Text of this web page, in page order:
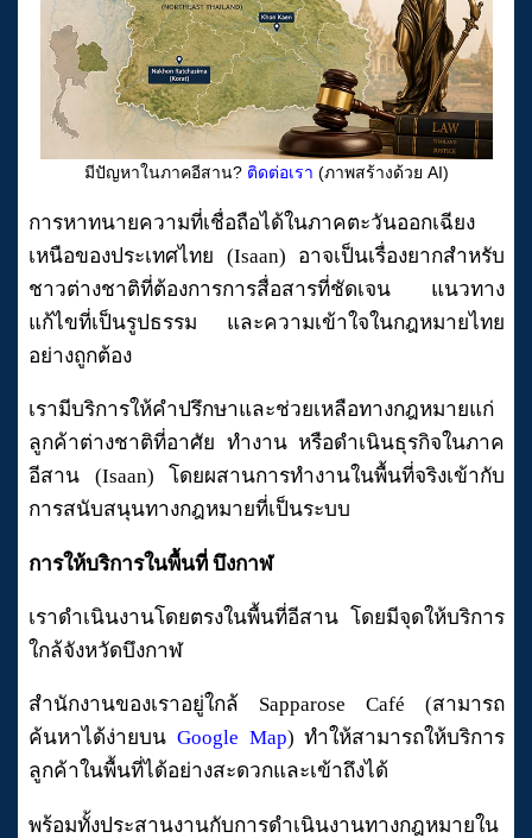
มีปัญหาในภาคอีสาน? ติดต่อเรา (ภาพสร้างด้วย AI)
การหาทนายความที่เชื่อถือได้ในภาคตะวันออกเฉียง
เหนือของประเทศไทย (Isaan) อาจเป็นเรื่องยากสำหรับ
ชาวต่างชาติที่ต้องการการสื่อสารที่ชัดเจน แนวทาง
แก้ไขที่เป็นรูปธรรม และความเข้าใจในกฎหมายไทย
อย่างถูกต้อง
เรามีบริการให้คำปรึกษาและช่วยเหลือทางกฎหมายแก่
ลูกค้าต่างชาติที่อาศัย ทำงาน หรือดำเนินธุรกิจในภาค
อีสาน (Isaan) โดยผสานการทำงานในพื้นที่จริงเข้ากับ
การสนับสนุนทางกฎหมายที่เป็นระบบ
การให้บริการในพื้นที่ บึงกาฬ
เราดำเนินงานโดยตรงในพื้นที่อีสาน โดยมีจุดให้บริการ
ใกล้จังหวัดบึงกาฬ
สำนักงานของเราอยู่ใกล้ Sapparose Café (สามารถ
ค้นหาได้ง่ายบน Google Map) ทำให้สามารถให้บริการ
ลูกค้าในพื้นที่ได้อย่างสะดวกและเข้าถึงได้
พร้อมทั้งประสานงานกับการดำเนินงานทางกฎหมายใน